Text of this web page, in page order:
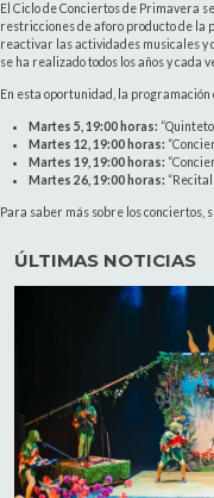
El Ciclo de Conciertos de Primavera
restricciones de aforo producto de la
reactivar las actividades musicales y
se ha realizado todos los años y cada
En esta oportunidad, la
Martes 5, 19:00 horas:
Martes 12, 19:00 horas:
Martes 19, 19:00 horas:
Martes 26, 19:00 horas:
Para saber más sobre los
ÚLTIMAS NOTICIAS